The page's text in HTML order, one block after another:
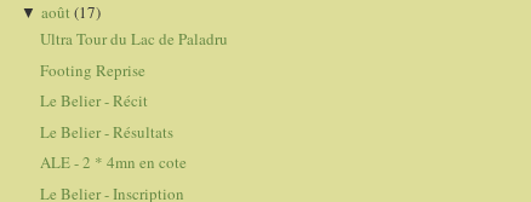
▼ août (17)
Ultra Tour du Lac de Paladru
Footing Reprise
Le Belier - Récit
Le Belier - Résultats
ALE - 2 * 4mn en cote
Le Belier - Inscription